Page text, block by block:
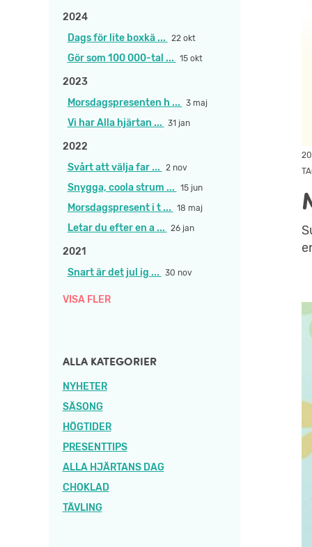
2024
Dags för lite boxkä ...
22 okt
Gör som 100 000-tal ... 15 okt
2023
Morsdagspresenten h ...
3 maj
Vi har Alla hjärtan ... 31 jan
2022
Svårt att välja far ...
2 nov
Snygga, coola strum ... 15 jun
Morsdagspresent i t ... 18 maj
Letar du efter en a ... 26 jan
2021
Snart är det jul ig ...
30 nov
VISA FLER
ALLA KATEGORIER
NYHETER
SÄSONG
HÖGTIDER
PRESENTTIPS
ALLA HJÄRTANS DAG
CHOKLAD
TÄVLING